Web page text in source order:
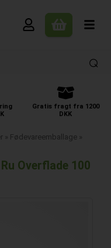
Gratis fragt fra 1200
DKK
» Fødevareemballage»
Overflade 100